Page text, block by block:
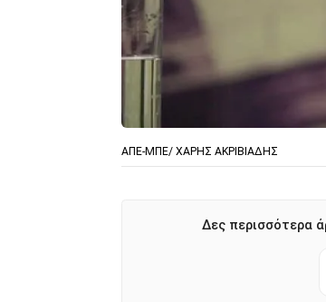
ΑΠΕ-ΜΠΕ/ ΧΑΡΗΣ ΑΚΡΙΒΙΑΔΗΣ
Δες περισσότερα